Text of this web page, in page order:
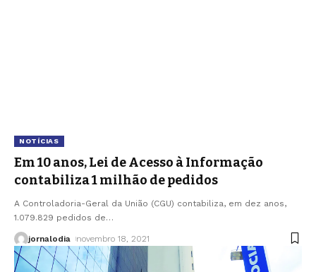
NOTÍCIAS
Em 10 anos, Lei de Acesso à Informação
contabiliza 1 milhão de pedidos
A Controladoria-Geral da União (CGU) contabiliza, em dez anos,
1.079.829 pedidos de…
jornalodia novembro 18, 2021